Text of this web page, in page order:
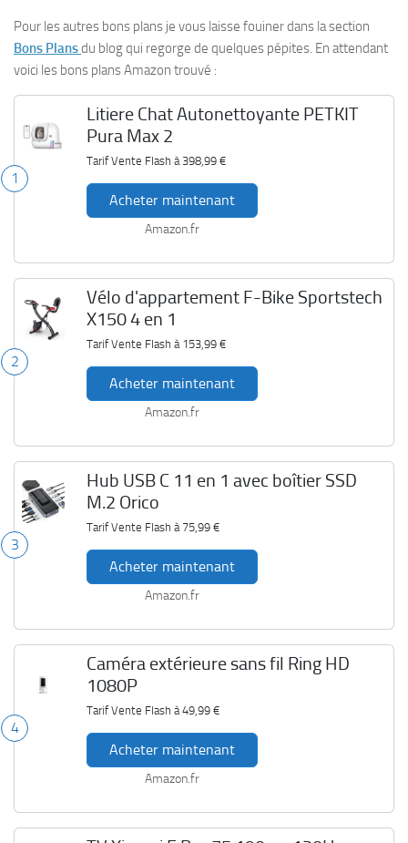
Pour les autres bons plans je vous laisse fouiner dans la section
Bons Plansdu blog qui regorge de quelques pépites. En attendant
voici les bons plans Amazon trouvé :
1
Litiere Chat Autonettoyante PETKIT
Pura Max 2
Tarif Vente Flash à 398,99 €
Acheter maintenant
Amazon.fr
2
Vélo d'appartement F-Bike Sportstech
X150 4 en 1
Tarif Vente Flash à 153,99 €
Acheter maintenant
Amazon.fr
3
Hub USB C 11 en 1 avec boîtier SSD
M.2 Orico
Tarif Vente Flash à 75,99 €
Acheter maintenant
Amazon.fr
4
Caméra extérieure sans fil Ring HD
1080P
Tarif Vente Flash à 49,99 €
Acheter maintenant
Amazon.fr